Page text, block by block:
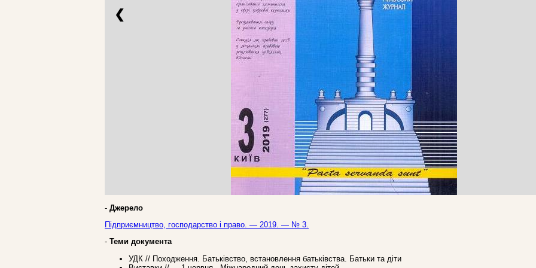
❮
- Джерело
Підприємництво, господарство і право. — 2019. — № 3.
- Теми документа
УДК // Походження. Батьківство, встановлення батьківства. Батьки та діти